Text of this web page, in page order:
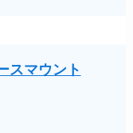
スマウント